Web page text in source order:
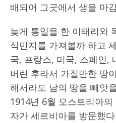
배되어 그곳에서 생을 마
늦게 통일을 한 이태리와
식민지를 가져볼까 하고
국, 프랑스, 미국, 스페인,
버린 후라서 가질만한 땅
해서라도 남의 땅을 빼앗
1914년 6월 오스트리아
자가 세르비아를 방문했